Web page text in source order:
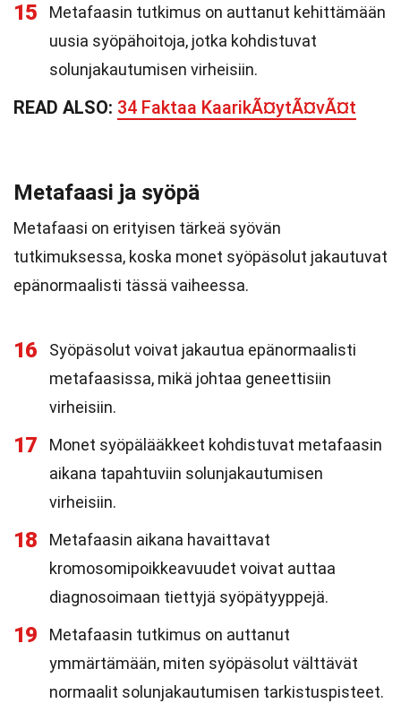
15
Metafaasin tutkimus on auttanut kehittämään
uusia syöpähoitoja, jotka kohdistuvat
solunjakautumisen virheisiin.
READ ALSO: 34 Faktaa KaarikÃ¤ytÃ¤vÃ¤t
Metafaasi ja syöpä
Metafaasi on erityisen tärkeä syövän
tutkimuksessa, koska monet syöpäsolut jakautuvat
epänormaalisti tässä vaiheessa.
16
Syöpäsolut voivat jakautua epänormaalisti
metafaasissa, mikä johtaa geneettisiin
virheisiin.
17
Monet syöpälääkkeet kohdistuvat metafaasin
aikana tapahtuviin solunjakautumisen
virheisiin.
18
Metafaasin aikana havaittavat
kromosomipoikkeavuudet voivat auttaa
diagnosoimaan tiettyjä syöpätyyppejä.
19
Metafaasin tutkimus on auttanut
ymmärtämään, miten syöpäsolut välttävät
normaalit solunjakautumisen tarkistuspisteet.